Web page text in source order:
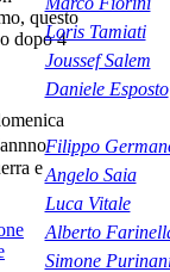
questo
dopo 4
e
Loris Tamiati
Joussef Salem
Daniele Esposto
Filippo
Angelo Saia
Luca Vitale
Alberto
Simone